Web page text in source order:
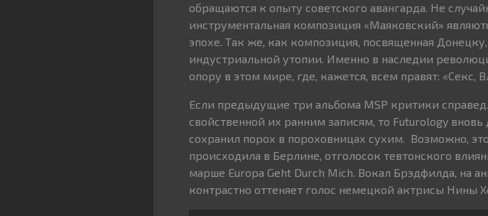
обращаются к опыту советского авангарда. Не
инструментальная композиция «Маяковский»
эпохе. Так же, как композиция, посвященная
индустриальной утопии. Именно в наследии
опору в этом мире, где, кажется, всем правят: «Секс,
Если предыдущие три альбома MSP критики
свойственной их ранним записям, то Futurology
сохранил порох в пороховницах сухим. Возможно,
происходила в Берлине, отголосок тевтонского
марше Europa Geht Durch Mich. Вокал Брэдфилда, на
контрастно оттеняет голос немецкой актрисы Нины